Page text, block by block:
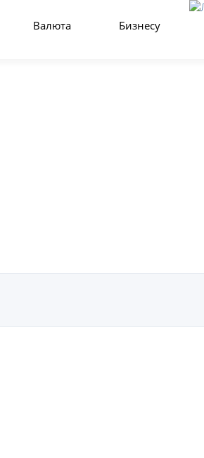
Валюта Бизнесу